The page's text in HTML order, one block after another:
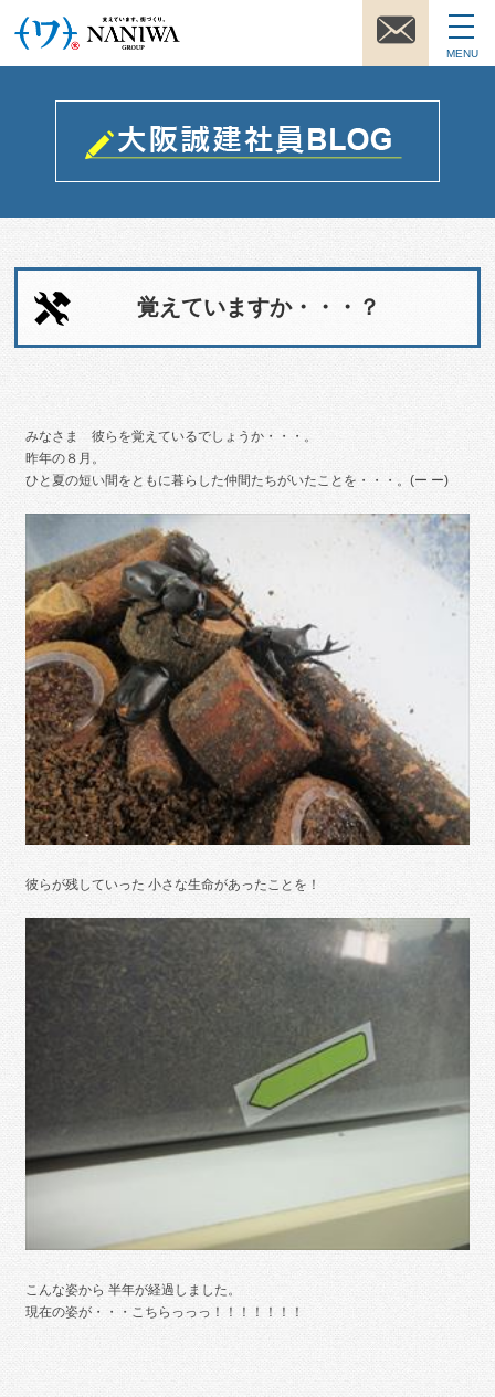
MENU
覚えていますか・・・？
みなさま 彼らを覚えているでしょうか・・・。
昨年の８月。
ひと夏の短い間をともに暮らした仲間たちがいたことを・・・。(ー ー)
彼らが残していった 小さな生命があったことを！
こんな姿から 半年が経過しました。
現在の姿が・・・こちらっっっ！！！！！！！